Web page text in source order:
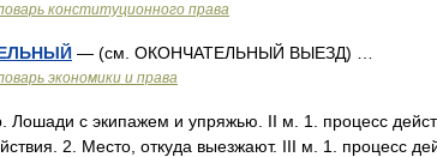
конституционного права
— (см. ОКОНЧАТЕЛЬНЫЙ ВЫЕЗД) …
экономики и права
Лошади с экипажем и упряжью. II м. 1. процесс
2. Место, откуда выезжают. III м. 1. процесс